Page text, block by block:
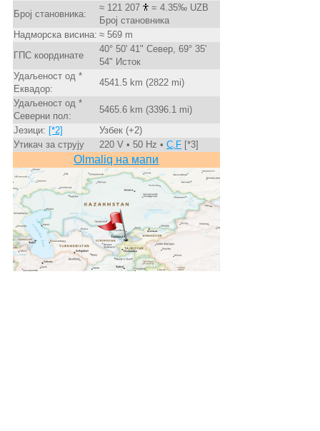
Број становника:
≈ 121 207
= 4.35‰ UZB
Број становника
Надморска висина: ≈ 569 m
ГПС координате
40° 50' 41" Север, 69° 35'
54" Исток
Удаљеност од *
Еквадор:
4541.5 km (2822 mi)
Удаљеност од *
Северни пол:
5465.6 km (3396.1 mi)
Језици: [*2]
Узбек (+2)
Утикач за струју
220 V • 50 Hz • C,F[*3]
Olmaliq на мапи